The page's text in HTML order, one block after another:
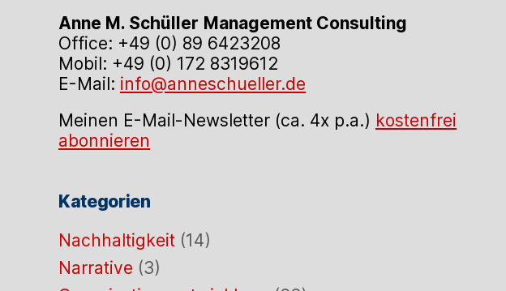
Anne M. Schüller Management Consulting
Office: +49 (0) 89 6423208
Mobil: +49 (0) 172 8319612
E-Mail: info@anneschueller.de
Meinen E-Mail-Newsletter (ca. 4x p.a.) kostenfrei
abonnieren
Kategorien
Nachhaltigkeit (14)
Narrative (3)